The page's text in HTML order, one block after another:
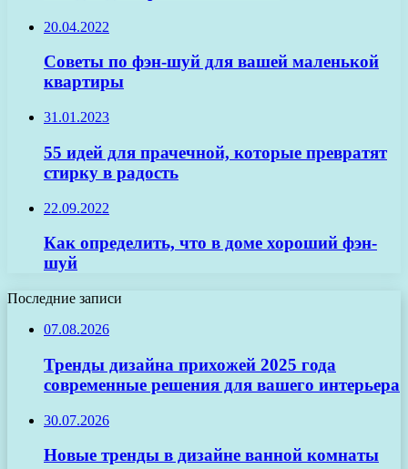
20.04.2022
Советы по фэн-шуй для вашей маленькой
квартиры
31.01.2023
55 идей для прачечной, которые превратят
стирку в радость
22.09.2022
Как определить, что в доме хороший фэн-
шуй
Последние записи
07.08.2026
Тренды дизайна прихожей 2025 года
современные решения для вашего интерьера
30.07.2026
Новые тренды в дизайне ванной комнаты